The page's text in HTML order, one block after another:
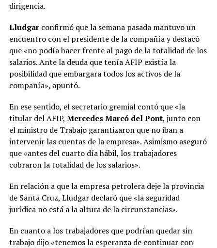
dirigencia.
Lludgarconfirmó que la semana pasada mantuvo un
encuentro con el presidente de la compañía y destacó
que «no podía hacer frente al pago de la totalidad de los
salarios. Ante la deuda que tenía AFIP existía la
posibilidad que embargara todos los activos de la
compañía», apuntó.
En ese sentido, el secretario gremial contó que «la
titular del AFIP, Mercedes Marcó del Pont, junto con
el ministro de Trabajo garantizaron que no iban a
intervenir las cuentas de la empresa». Asimismo aseguró
que «antes del cuarto día hábil, los trabajadores
cobraron la totalidad de los salarios».
En relación a que la empresa petrolera deje la provincia
de Santa Cruz, Lludgar declaró que «la seguridad
jurídica no está a la altura de la circunstancias».
En cuanto a los trabajadores que podrían quedar sin
trabajo dijo «tenemos la esperanza de continuar con